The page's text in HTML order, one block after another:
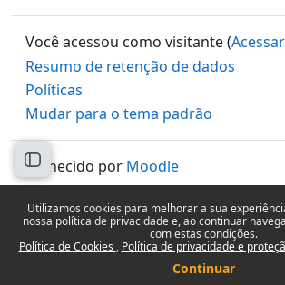
Utilizamos cookies para melhorar a sua
nossa política de privacidade e, ao continuar
com estas condições.
Política de Cookies
Política de privacidade e
Continuar
Abrir índice do curso
Você acessou como visitante (Acessar
Resumo de retenção de dados
Políticas
Mudar para o tema padrão
Fornecido por Moodle